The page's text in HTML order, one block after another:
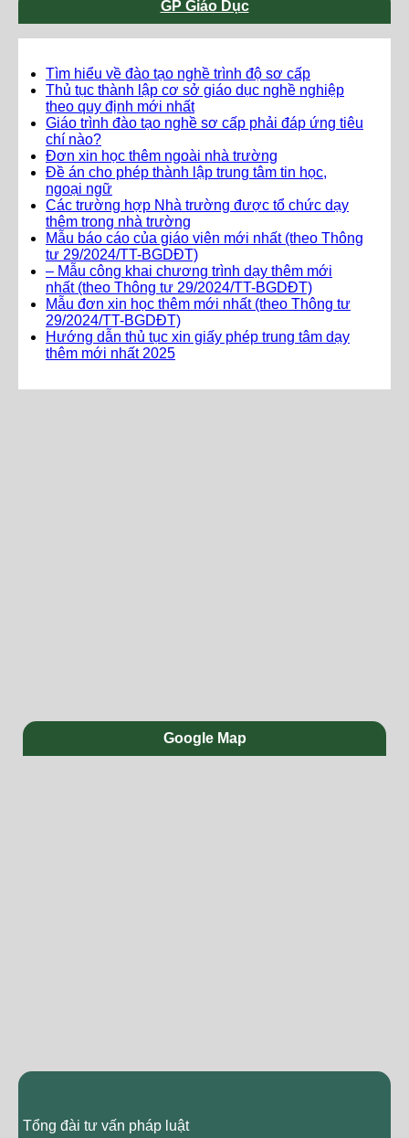
GP Giáo Dục
Tìm hiểu về đào tạo nghề trình độ sơ cấp
Thủ tục thành lập cơ sở giáo dục nghề nghiệp
theo quy định mới nhất
Giáo trình đào tạo nghề sơ cấp phải đáp ứng tiêu
chí nào?
Đơn xin học thêm ngoài nhà trường
Đề án cho phép thành lập trung tâm tin học,
ngoại ngữ
Các trường hợp Nhà trường được tổ chức dạy
thêm trong nhà trường
Mẫu báo cáo của giáo viên mới nhất (theo Thông
tư 29/2024/TT-BGDĐT)
– Mẫu công khai chương trình dạy thêm mới
nhất (theo Thông tư 29/2024/TT-BGDĐT)
Mẫu đơn xin học thêm mới nhất (theo Thông tư
29/2024/TT-BGDĐT)
Hướng dẫn thủ tục xin giấy phép trung tâm dạy
thêm mới nhất 2025
Google Map
Tổng đài tư vấn pháp luật